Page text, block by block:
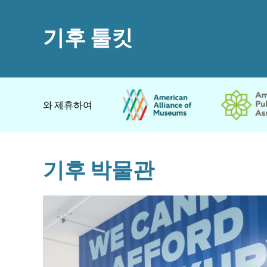
기후 툴킷
와 제휴하여
기후 박물관